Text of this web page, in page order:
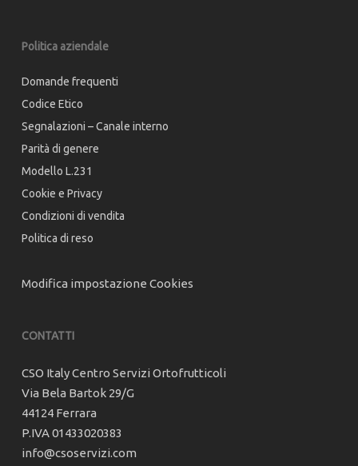
Politica aziendale
Domande frequenti
Codice Etico
Segnalazioni – Canale interno
Parità di genere
Modello L.231
Cookie e Privacy
Condizioni di vendita
Politica di reso
Modifica impostazione Cookies
CONTATTI
CSO Italy Centro Servizi Ortofrutticoli
Via Bela Bartok 29/G
44124 Ferrara
P.IVA 01433020383
info@csoservizi.com